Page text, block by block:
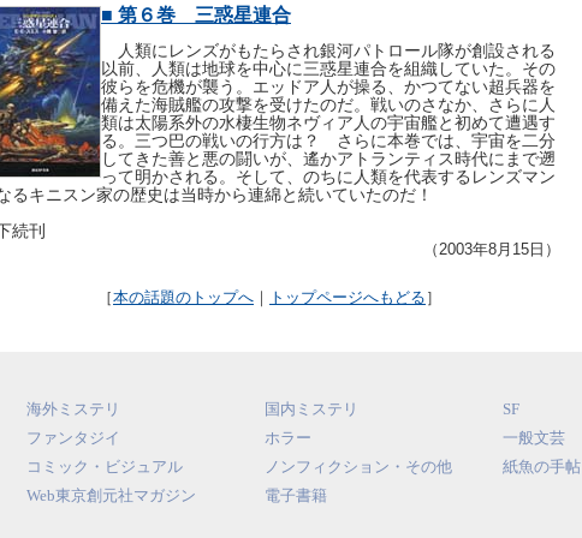
■ 第６巻 三惑星連合
人類にレンズがもたらされ銀河パトロール隊が創設される
以前、人類は地球を中心に三惑星連合を組織していた。その
彼らを危機が襲う。エッドア人が操る、かつてない超兵器を
備えた海賊艦の攻撃を受けたのだ。戦いのさなか、さらに人
類は太陽系外の水棲生物ネヴィア人の宇宙艦と初めて遭遇す
る。三つ巴の戦いの行方は？ さらに本巻では、宇宙を二分
してきた善と悪の闘いが、遙かアトランティス時代にまで遡
って明かされる。そして、のちに人類を代表するレンズマン
るキニスン家の歴史は当時から連綿と続いていたのだ！
続刊
（2003年8月15日）
［本の話題のトップへ ｜ トップページへもどる ］
海外ミステリ 国内ミステリ
SF
ファンタジイ
ホラー
一般文芸
コミック・ビジュアル
ノンフィクション・その他
紙魚の手帖
Web東京創元社マガジン
電子書籍